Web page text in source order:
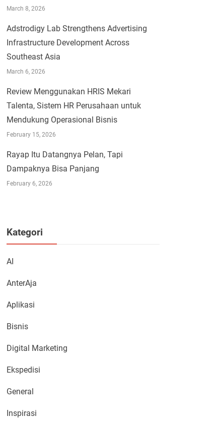
March 8, 2026
Adstrodigy Lab Strengthens Advertising
Infrastructure Development Across
Southeast Asia
March 6, 2026
Review Menggunakan HRIS Mekari
Talenta, Sistem HR Perusahaan untuk
Mendukung Operasional Bisnis
February 15, 2026
Rayap Itu Datangnya Pelan, Tapi
Dampaknya Bisa Panjang
February 6, 2026
Kategori
AI
AnterAja
Aplikasi
Bisnis
Digital Marketing
Ekspedisi
General
Inspirasi